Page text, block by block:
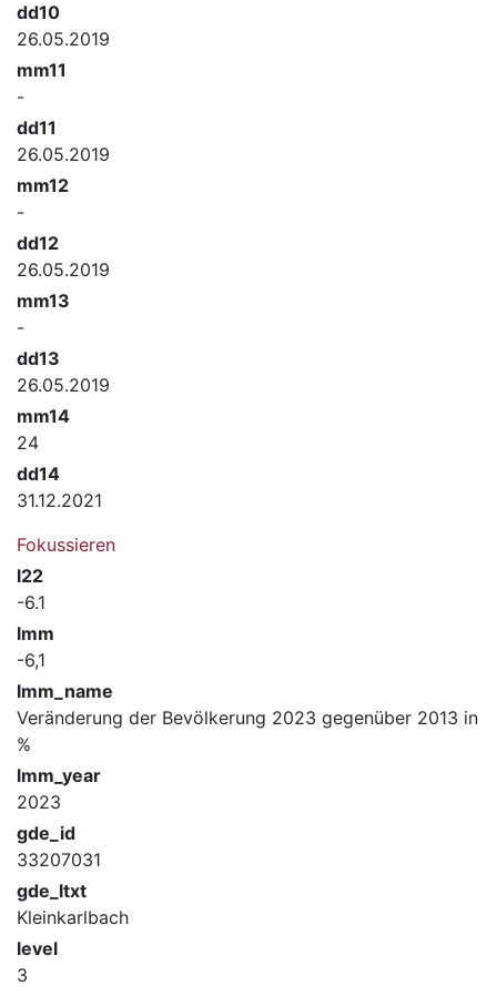
dd10
26.05.2019
mm11
-
dd11
26.05.2019
mm12
-
dd12
26.05.2019
mm13
-
dd13
26.05.2019
mm14
24
dd14
31.12.2021
Fokussieren
l22
-6.1
lmm
-6,1
lmm_name
Veränderung der Bevölkerung 2023 gegenüber 2013 in
%
lmm_year
2023
gde_id
33207031
gde_ltxt
Kleinkarlbach
level
3